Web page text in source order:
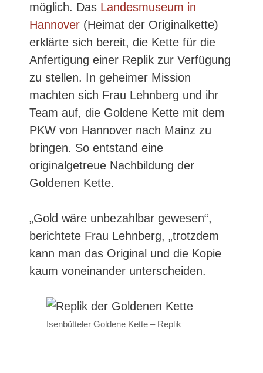
möglich. Das Landesmuseum in
Hannover (Heimat der Originalkette)
erklärte sich bereit, die Kette für die
Anfertigung einer Replik zur Verfügung
zu stellen. In geheimer Mission
machten sich Frau Lehnberg und ihr
Team auf, die Goldene Kette mit dem
PKW von Hannover nach Mainz zu
bringen. So entstand eine
originalgetreue Nachbildung der
Goldenen Kette.
„Gold wäre unbezahlbar gewesen“,
berichtete Frau Lehnberg, „trotzdem
kann man das Original und die Kopie
kaum voneinander unterscheiden.
Isenbütteler Goldene Kette – Replik